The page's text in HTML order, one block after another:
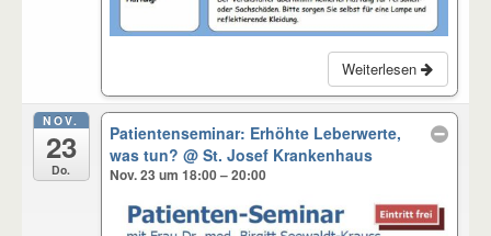
Weiterlesen
NOV.
23
Do.
Patientenseminar: Erhöhte Leberwerte,
was tun?@ St. Josef Krankenhaus
Nov. 23 um 18:00 – 20:00